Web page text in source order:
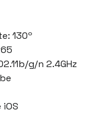
130º
g/n 2.4GHz